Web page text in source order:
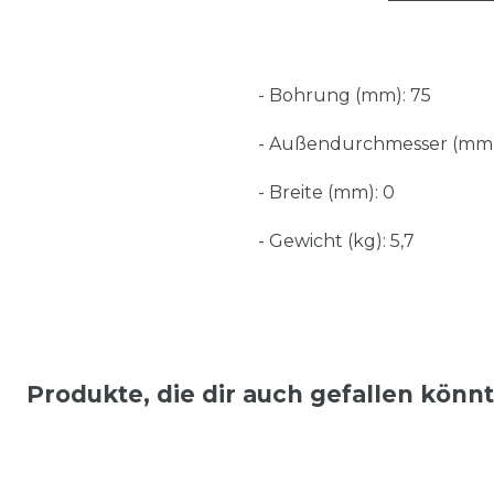
- Bohrung (mm): 75
- Außendurchmesser
- Breite (mm): 0
- Gewicht (kg): 5,7
Produkte, die dir auch gefallen